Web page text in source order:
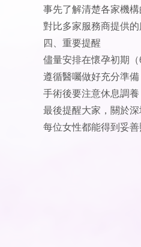
事先了解清楚各家機
對比多家服務商提供
四、重要提醒
儘量安排在懷孕初期
遵循醫囑做好充分準
手術後要注意休息調
最後提醒大家，關於
每位女性都能得到妥善